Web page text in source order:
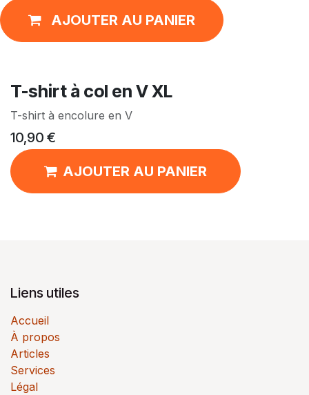
AJOUTER AU PANIER
T-shirt à col en V XL
T-shirt à encolure en V
10,90 €
AJOUTER AU PANIER
Liens utiles
Accueil
À propos
Articles
Services
Légal